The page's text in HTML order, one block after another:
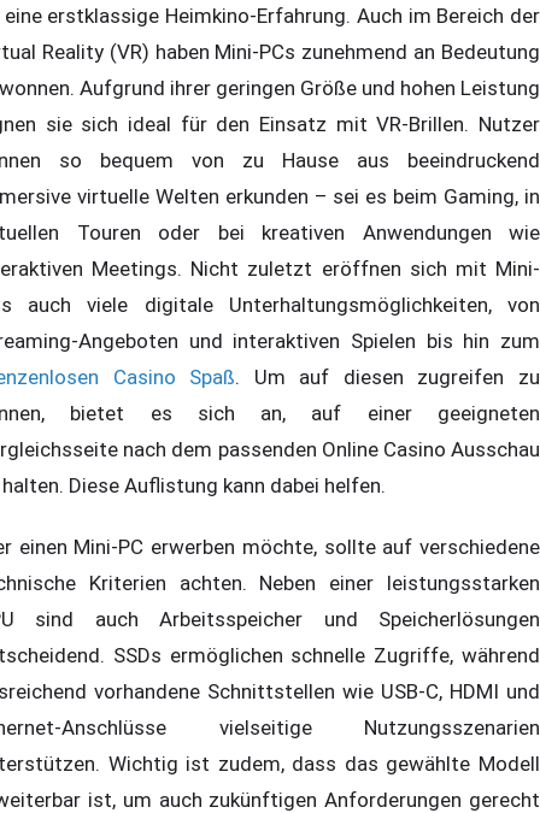
erstklassige Heimkino-Erfahrung. Auch im Bereich der
Reality (VR) haben Mini-PCs zunehmend an Bedeutung
Aufgrund ihrer geringen Größe und hohen Leistung
sie sich ideal für den Einsatz mit VR-Brillen. Nutzer
so bequem von zu Hause aus beeindruckend
virtuelle Welten erkunden – sei es beim Gaming, in
Touren oder bei kreativen Anwendungen wie
Meetings. Nicht zuletzt eröffnen sich mit Mini-
auch viele digitale Unterhaltungsmöglichkeiten, von
Angeboten und interaktiven Spielen bis hin zum
Casino Spaß. Um auf diesen zugreifen zu
bietet es sich an, auf einer geeigneten
nach dem passenden Online Casino Ausschau
Diese Auflistung kann dabei helfen.
einen Mini-PC erwerben möchte, sollte auf verschiedene
Kriterien achten. Neben einer leistungsstarken
sind auch Arbeitsspeicher und Speicherlösungen
SSDs ermöglichen schnelle Zugriffe, während
vorhandene Schnittstellen wie USB-C, HDMI und
Anschlüsse vielseitige Nutzungsszenarien
Wichtig ist zudem, dass das gewählte Modell
ist, um auch zukünftigen Anforderungen gerecht